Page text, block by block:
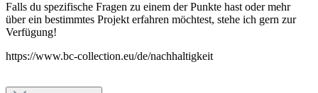
Falls du spezifische Fragen zu einem der Punkte hast oder mehr
über ein bestimmtes Projekt erfahren möchtest, stehe ich gern zur
Verfügung!
https://www.bc-collection.eu/de/nachhaltigkeit